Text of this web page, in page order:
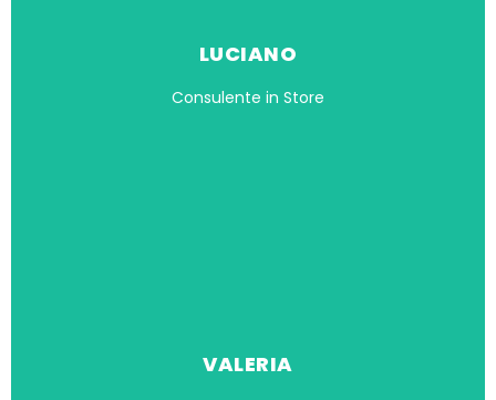
LUCIANO
Consulente in Store
VALERIA